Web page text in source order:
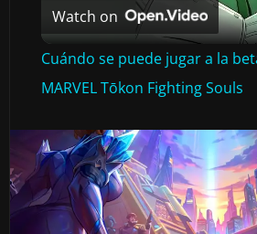
L
A
Y
V
Watch on
Cuándo se puede jugar a la
MARVEL Tōkon Fighting Souls